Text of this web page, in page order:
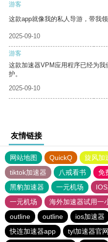
游客
这款app就像我的私人导游，带我
2025-09-10
游客
这款加速器VPM应用程序已经为
护。
2025-09-10
友情链接
网站地图 QuickQ 旋风加
tiktok加速器
八戒看书
免
黑豹加速器
一元机场
一元机场
海外加速器试用一
outline
outline ios加速器
快连加速器app
tyl加速器官网